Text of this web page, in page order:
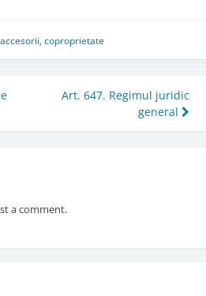
,coproprietate
Art. 647. Regimul juridic
general
a comment.